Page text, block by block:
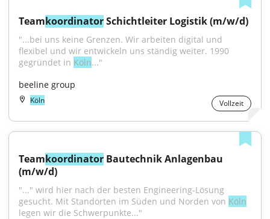
Teamkoordinator Schichtleiter Logistik (m/w/d)
"...bei uns keine Grenzen. Wir arbeiten digital und
flexibel und wir entwickeln uns ständig weiter. 1990
gegründet in Köln..."
beeline group
Köln Vollzeit
Teamkoordinator Bautechnik Anlagenbau
(m/w/d)
"..." wird hier nach der besten Engineering-Lösung
gesucht. Mit Standorten im Süden und Norden von Köln
legen wir die Schwerpunkte..."